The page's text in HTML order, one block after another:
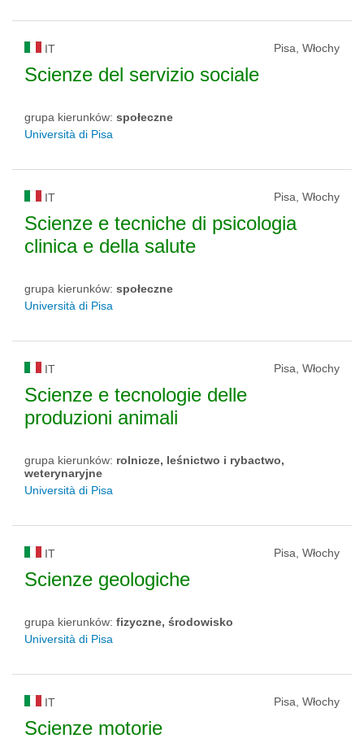
IT Pisa, Włochy
Scienze del servizio sociale
grupa kierunków: społeczne
Università di Pisa
IT Pisa, Włochy
Scienze e tecniche di psicologia
clinica e della salute
grupa kierunków: społeczne
Università di Pisa
IT Pisa, Włochy
Scienze e tecnologie delle
produzioni animali
grupa kierunków: rolnicze, leśnictwo i rybactwo,
weterynaryjne
Università di Pisa
IT Pisa, Włochy
Scienze geologiche
grupa kierunków: fizyczne, środowisko
Università di Pisa
IT Pisa, Włochy
Scienze motorie